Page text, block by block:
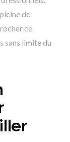
de
ce
sans limite du